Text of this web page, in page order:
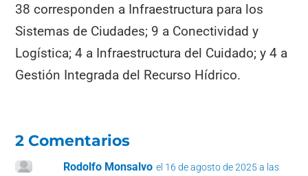
38 corresponden a Infraestructura para los
Sistemas de Ciudades; 9 a Conectividad y
Logística; 4 a Infraestructura del Cuidado; y 4 a
Gestión Integrada del Recurso Hídrico.
2 Comentarios
Rodolfo Monsalvo el 16 de agosto de 2025 a las